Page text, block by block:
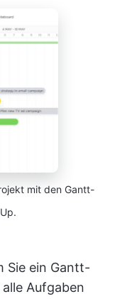
mit den Gantt-
Sie ein Gantt-
Aufgaben